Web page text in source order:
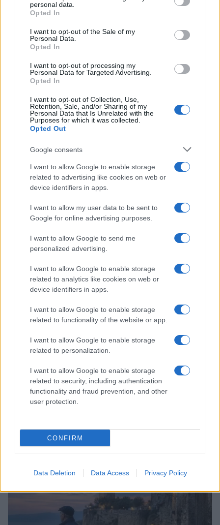
grant or deny consent to Google and its third-party tags to
use your data for below specified purposes in below Google
consent section.
personal data.
Opted In
I want to opt-out of the Sale of my
Personal Data.
Opted In
I want to opt-out of processing my
Personal Data for Targeted Advertising.
Opted In
I want to opt-out of Collection, Use,
Retention, Sale, and/or Sharing of my
Personal Data that Is Unrelated with the
Purposes for which it was collected.
Opted Out
Google consents
I want to allow Google to enable storage
related to advertising like cookies on web or
device identifiers in apps.
I want to allow my user data to be sent to
Google for online advertising purposes.
I want to allow Google to send me
personalized advertising.
I want to allow Google to enable storage
related to analytics like cookies on web or
device identifiers in apps.
I want to allow Google to enable storage
related to functionality of the website or app.
I want to allow Google to enable storage
related to personalization.
I want to allow Google to enable storage
related to security, including authentication
functionality and fraud prevention, and other
user protection.
CONFIRM
Data Deletion Data Access Privacy Policy
AUTORE
Staff
Continua a leggere
Copenhagen Fashion Week SS27: le novità che stanno
rivoluzionando la moda
Cristian Castiglioni · 8 Ago 2026